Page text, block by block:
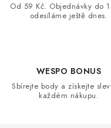
Od 59 Kč. Objednávky do
odesíláme ještě dnes.
WESPO BONUS
Sbírejte body a získejte
každém nákupu.